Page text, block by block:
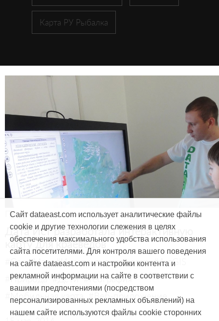
Карта РУ Рыбалка
Продукты и услуги
Дата Ист разработала интерактивную
карту для краеведов
#CarryMap #Интерактивная карта #ArcGIS
#Природа #Дети #География
#Мобильная карта #Веб-приложение
Сайт dataeast.com использует аналитические файлы
cookie и другие технологии слежения в целях
обеспечения максимального удобства использования
сайта посетителями. Для контроля вашего поведения
на сайте dataeast.com и настройки контента и
рекламной информации на сайте в соответствии с
вашими предпочтениями (посредством
персонализированных рекламных объявлений) на
нашем сайте используются файлы cookie сторонних